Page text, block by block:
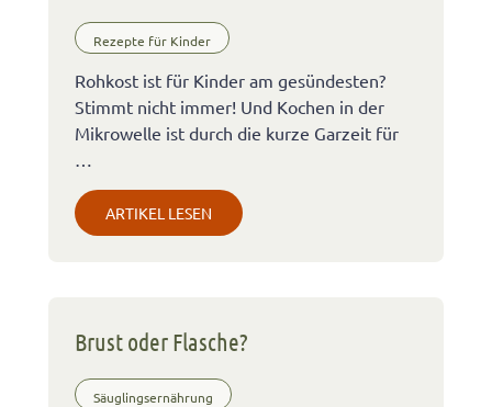
Rezepte für Kinder
Rohkost ist für Kinder am gesündesten?
Stimmt nicht immer! Und Kochen in der
Mikrowelle ist durch die kurze Garzeit für
…
ARTIKEL LESEN
Brust oder Flasche?
Säuglingsernährung